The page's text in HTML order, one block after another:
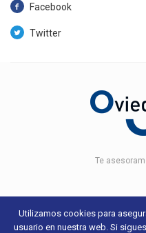
Facebook
Twitter
Te
© 2018 Oviedo Incluye - Aviso
Utilizamos cookies para
usuario en nuestra web. Si